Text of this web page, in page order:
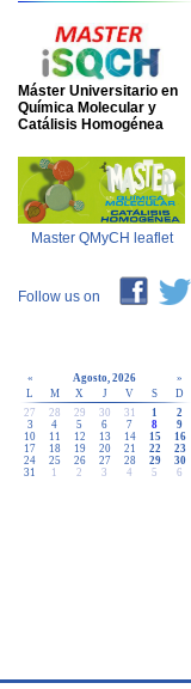
Máster Universitario en
Química Molecular y
Catálisis Homogénea
Master QMyCH leaflet
Follow us on
« Agosto, 2026
»
L
M X J V S
D
27
28 29 30 31 1
2
3
4 5 6 7 8
9
10
11 12 13 14 15
16
17
18 19 20 21 22
23
24
25 26 27 28 29
30
31
1 2 3 4 5 6